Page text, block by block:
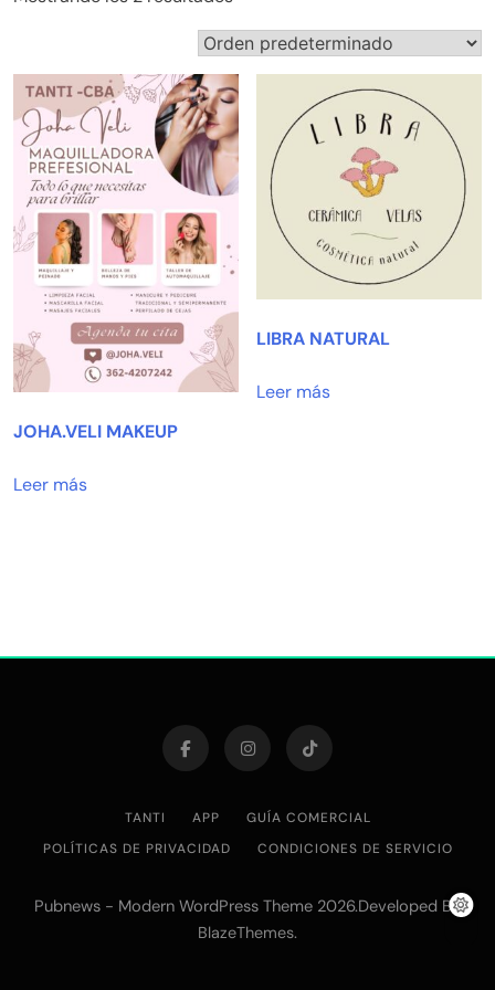
JOHA.VELI MAKEUP
Leer más
LIBRA NATURAL
Leer más
TANTI APP
GUÍA COMERCIAL
POLÍTICAS DE PRIVACIDAD
CONDICIONES DE SERVICIO
Pubnews - Modern WordPress Theme 2026.Developed By
BlazeThemes.